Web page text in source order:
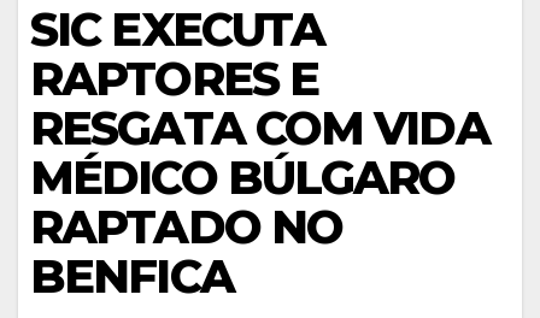
SIC EXECUTA
RAPTORES E
RESGATA COM VIDA
MÉDICO BÚLGARO
RAPTADO NO
BENFICA